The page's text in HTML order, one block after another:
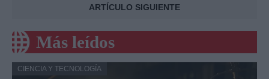
ARTÍCULO SIGUIENTE
Más leídos
CIENCIA Y TECNOLOGÍA